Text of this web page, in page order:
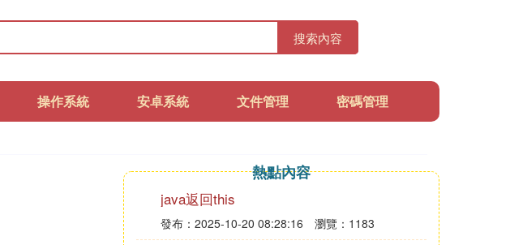
搜索內容
操作系統 安卓系統 文件管理 密碼管理
熱點內容
java返回this
發布：2025-10-20 08:28:16 瀏覽：1183